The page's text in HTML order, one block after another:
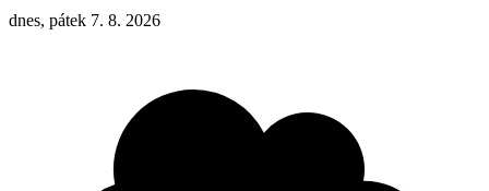
dnes, pátek 7. 8. 2026